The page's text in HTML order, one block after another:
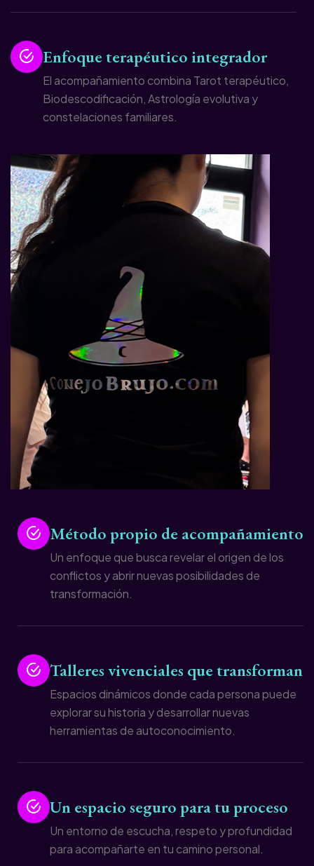
Enfoque terapéutico integrador
El acompañamiento combina Tarot terapéutico,
Biodescodificación, Astrología evolutiva y
constelaciones familiares.
Método propio de acompañamiento
Un enfoque que busca revelar el origen de los
conflictos y abrir nuevas posibilidades de
transformación.
Talleres vivenciales que transforman
Espacios dinámicos donde cada persona puede
explorar su historia y desarrollar nuevas
herramientas de autoconocimiento.
Un espacio seguro para tu proceso
Un entorno de escucha, respeto y profundidad
para acompañarte en tu camino personal.